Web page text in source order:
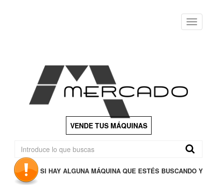
Menu
VENDE TUS MÁQUINAS
SI HAY ALGUNA MÁQUINA QUE ESTÉS BUSCANDO Y